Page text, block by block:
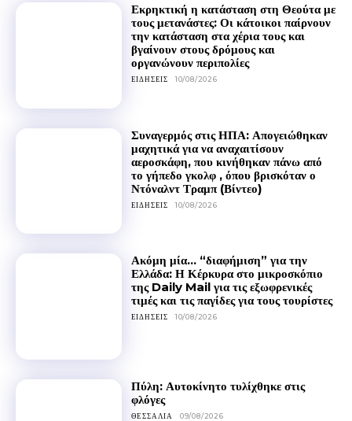
Εκρηκτική η κατάσταση στη Θεούτα με
τους μετανάστες: Οι κάτοικοι παίρνουν
την κατάσταση στα χέρια τους και
βγαίνουν στους δρόμους και
οργανώνουν περιπολίες
ΕΙΔΉΣΕΙΣ 10/08/2026
Συναγερμός στις ΗΠΑ: Απογειώθηκαν
μαχητικά για να αναχαιτίσουν
αεροσκάφη, που κινήθηκαν πάνω από
το γήπεδο γκολφ , όπου βρισκόταν ο
Ντόναλντ Τραμπ (Βίντεο)
ΕΙΔΉΣΕΙΣ 10/08/2026
Ακόμη μία… “διαφήμιση” για την
Ελλάδα: Η Κέρκυρα στο μικροσκόπιο
της Daily Mail για τις εξωφρενικές
τιμές και τις παγίδες για τους τουρίστες
ΕΙΔΉΣΕΙΣ 10/08/2026
Πύλη: Αυτοκίνητο τυλίχθηκε στις
φλόγες
ΘΕΣΣΑΛΊΑ 09/08/2026